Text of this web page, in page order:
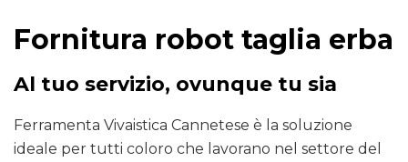
Fornitura robot taglia erba
Al tuo servizio, ovunque tu sia
Ferramenta Vivaistica Cannetese è la soluzione
ideale per tutti coloro che lavorano nel settore del